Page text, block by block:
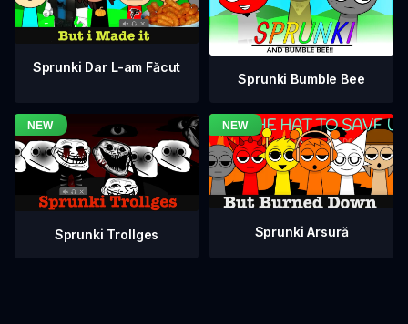
Sprunki Dar L-am Făcut
Sprunki Bumble Bee
Sprunki Trollges Sprunki Arsură